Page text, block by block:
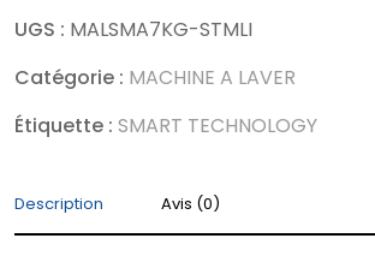
UGS : MALSMA7KG-STMLI
Catégorie : MACHINE A LAVER
Étiquette : SMART TECHNOLOGY
Description Avis (0)